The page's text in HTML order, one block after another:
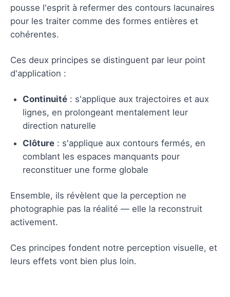
pousse l'esprit à refermer des contours lacunaires
pour les traiter comme des formes entières et
cohérentes.
Ces deux principes se distinguent par leur point
d'application :
Continuité : s'applique aux trajectoires et aux
lignes, en prolongeant mentalement leur
direction naturelle
Clôture : s'applique aux contours fermés, en
comblant les espaces manquants pour
reconstituer une forme globale
Ensemble, ils révèlent que la perception ne
photographie pas la réalité — elle la reconstruit
activement.
Ces principes fondent notre perception visuelle, et
leurs effets vont bien plus loin.